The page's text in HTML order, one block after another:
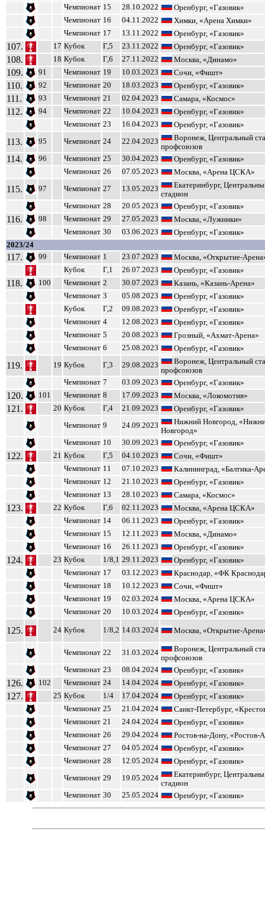
Чемпионат 15 28.10.2022
Оренбург, «Газовик»
Чемпионат 16 04.11.2022
Химки, «Арена Химки»
Чемпионат 17 13.11.2022 Оренбург, «Газовик»
107. 17 Кубок Г,5 23.11.2022 Оренбург, «Газовик»
108. 18 Кубок Г,6 27.11.2022 Москва, «Динамо»
109. 91 Чемпионат 19 10.03.2023 Сочи, «Фишт»
110. 92 Чемпионат 20 18.03.2023 Оренбург, «Газовик»
111. 93 Чемпионат 21 02.04.2023 Самара, «Космос»
112. 94 Чемпионат 22 10.04.2023
Оренбург, «Газовик»
Чемпионат 23 16.04.2023 Оренбург, «Газовик»
113. 95 Чемпионат 24 22.04.2023
Воронеж, Центральный
профсоюзов
114. 96 Чемпионат 25 30.04.2023
Оренбург, «Газовик»
Чемпионат 26 07.05.2023 Москва, «Арена ЦСКА»
115. 97 Чемпионат 27 13.05.2023
Екатеринбург,
стадион
Чемпионат 28 20.05.2023 Оренбург, «Газовик»
116. 98 Чемпионат 29 27.05.2023
Москва, «Лужники»
Чемпионат 30 03.06.2023 Оренбург, «Газовик»
2023/24
117. 99 Чемпионат 1 23.07.2023
Москва, «Открытие-
Кубок
Г,1 26.07.2023 Оренбург, «Газовик»
118. 100 Чемпионат 2 30.07.2023
Казань, «Казань-Арена»
Чемпионат 3 05.08.2023
Оренбург, «Газовик»
Кубок
Г,2 09.08.2023
Оренбург, «Газовик»
Чемпионат 4 12.08.2023
Оренбург, «Газовик»
Чемпионат 5 20.08.2023
Грозный, «Ахмат-Арена»
Чемпионат 6 25.08.2023 Оренбург, «Газовик»
119. 19 Кубок Г,3 29.08.2023
Воронеж, Центральный
профсоюзов
Чемпионат 7 03.09.2023 Оренбург, «Газовик»
120. 101 Чемпионат 8 17.09.2023 Москва, «Локомотив»
121. 20 Кубок Г,4 21.09.2023
Оренбург, «Газовик»
Чемпионат 9 24.09.2023
Нижний Новгород,
Новгород»
Чемпионат 10 30.09.2023 Оренбург, «Газовик»
122. 21 Кубок Г,5 04.10.2023
Сочи, «Фишт»
Чемпионат 11 07.10.2023
Калининград, «Балтика-
Чемпионат 12 21.10.2023
Оренбург, «Газовик»
Чемпионат 13 28.10.2023 Самара, «Космос»
123. 22 Кубок Г,6 02.11.2023
Москва, «Арена ЦСКА»
Чемпионат 14 06.11.2023
Оренбург, «Газовик»
Чемпионат 15 12.11.2023
Москва, «Динамо»
Чемпионат 16 26.11.2023 Оренбург, «Газовик»
124. 23 Кубок 1/8,1 29.11.2023
Оренбург, «Газовик»
Чемпионат 17 03.12.2023
Краснодар, «ФК
Чемпионат 18 10.12.2023
Сочи, «Фишт»
Чемпионат 19 02.03.2024
Москва, «Арена ЦСКА»
Чемпионат 20 10.03.2024 Оренбург, «Газовик»
125. 24 Кубок 1/8,2 14.03.2024 Москва, «Открытие-
Чемпионат 22 31.03.2024
Воронеж, Центральный
профсоюзов
Чемпионат 23 08.04.2024 Оренбург, «Газовик»
126. 102 Чемпионат 24 14.04.2024 Оренбург, «Газовик»
127. 25 Кубок 1/4 17.04.2024
Оренбург, «Газовик»
Чемпионат 25 21.04.2024
Санкт-Петербург,
Чемпионат 21 24.04.2024
Оренбург, «Газовик»
Чемпионат 26 29.04.2024
Ростов-на-Дону, «Ростов-
Чемпионат 27 04.05.2024
Оренбург, «Газовик»
Чемпионат 28 12.05.2024
Оренбург, «Газовик»
Чемпионат 29 19.05.2024
Екатеринбург,
стадион
Чемпионат 30 25.05.2024 Оренбург, «Газовик»